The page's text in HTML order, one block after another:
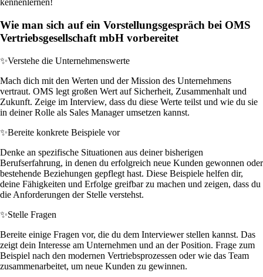
kennenlernen!
Wie man sich auf ein Vorstellungsgespräch bei OMS
Vertriebsgesellschaft mbH vorbereitet
✨Verstehe die Unternehmenswerte
Mach dich mit den Werten und der Mission des Unternehmens
vertraut. OMS legt großen Wert auf Sicherheit, Zusammenhalt und
Zukunft. Zeige im Interview, dass du diese Werte teilst und wie du sie
in deiner Rolle als Sales Manager umsetzen kannst.
✨Bereite konkrete Beispiele vor
Denke an spezifische Situationen aus deiner bisherigen
Berufserfahrung, in denen du erfolgreich neue Kunden gewonnen oder
bestehende Beziehungen gepflegt hast. Diese Beispiele helfen dir,
deine Fähigkeiten und Erfolge greifbar zu machen und zeigen, dass du
die Anforderungen der Stelle verstehst.
✨Stelle Fragen
Bereite einige Fragen vor, die du dem Interviewer stellen kannst. Das
zeigt dein Interesse am Unternehmen und an der Position. Frage zum
Beispiel nach den modernen Vertriebsprozessen oder wie das Team
zusammenarbeitet, um neue Kunden zu gewinnen.